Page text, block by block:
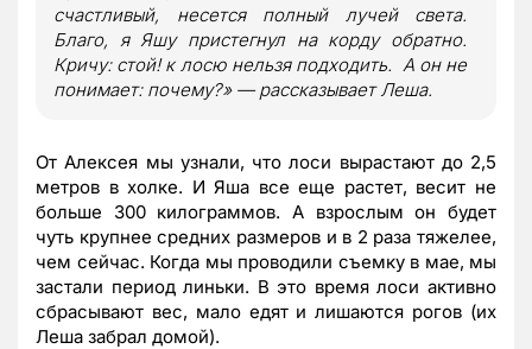
счастливый, несется полный лучей света.
Благо, я Яшу пристегнул на корду обратно.
Кричу: стой! к лосю нельзя подходить. А он не
понимает: почему?» — рассказывает Леша.
От Алексея мы узнали, что лоси вырастают до 2,5
метров в холке. И Яша все еще растет, весит не
больше 300 килограммов. А взрослым он будет
чуть крупнее средних размеров и в 2 раза тяжелее,
чем сейчас. Когда мы проводили съемку в мае, мы
застали период линьки. В это время лоси активно
сбрасывают вес, мало едят и лишаются рогов (их
Леша забрал домой).